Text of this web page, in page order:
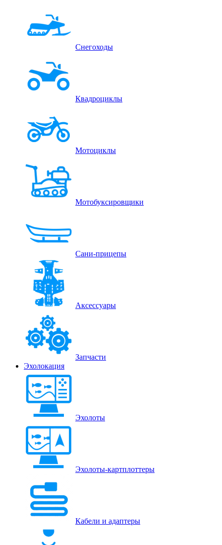
Снегоходы
Квадроциклы
Мотоциклы
Мотобуксировщики
Сани-прицепы
Аксессуары
Запчасти
Эхолокация
Эхолоты
Эхолоты-картплоттеры
Кабели и адаптеры